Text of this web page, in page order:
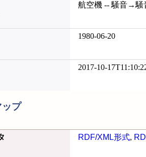
航空機 -- 騒音→騒
1980-06-20
2017-10-
ップ
RDF/XML形式,